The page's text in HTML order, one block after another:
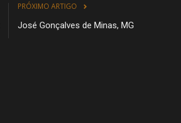
PRÓXIMO ARTIGO
José Gonçalves de Minas, MG